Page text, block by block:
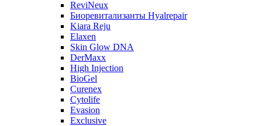
ReviNeux
Биоревитализанты Hyalrepair
Kiara Reju
Elaxen
Skin Glow DNA
DerMaxx
High Injection
BioGel
Curenex
Cytolife
Evasion
Exclusive